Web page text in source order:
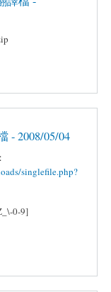
- 2008/05/04
singlefile.php?
0-9]